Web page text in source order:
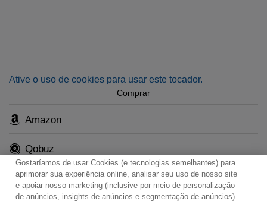
Ative o uso de cookies para usar este tocador.
Comprar
Amazon
Qobuz
Gostaríamos de usar Cookies (e tecnologias semelhantes) para
aprimorar sua experiência online, analisar seu uso de nosso site
e apoiar nosso marketing (inclusive por meio de personalização
de anúncios, insights de anúncios e segmentação de anúncios).